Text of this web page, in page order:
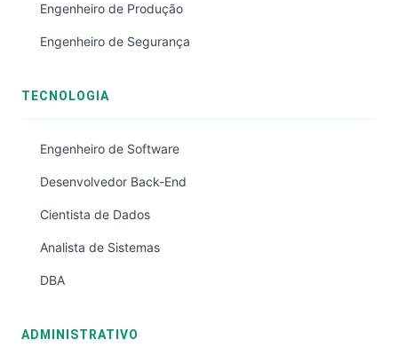
Engenheiro de Produção
Engenheiro de Segurança
TECNOLOGIA
Engenheiro de Software
Desenvolvedor Back-End
Cientista de Dados
Analista de Sistemas
DBA
ADMINISTRATIVO